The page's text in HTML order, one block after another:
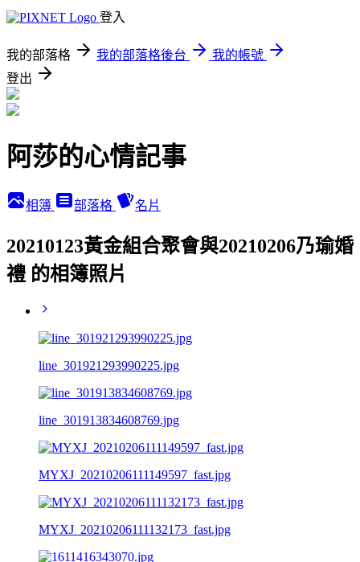
登入
我的部落格 我的部落格後台
我的帳號
登出
阿莎的心情記事
相簿 部落格 名片
20210123黃金組合聚會與20210206乃瑜婚
禮 的相簿照片
line_301921293990225.jpg
line_301913834608769.jpg
MYXJ_20210206111149597_fast.jpg
MYXJ_20210206111132173_fast.jpg